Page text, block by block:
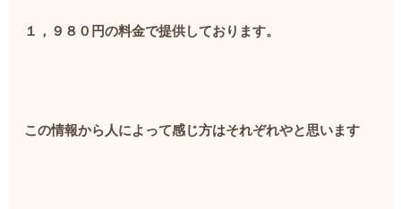
１，９８０円の料金で提供しております。
この情報から人によって感じ方はそれぞれやと思います